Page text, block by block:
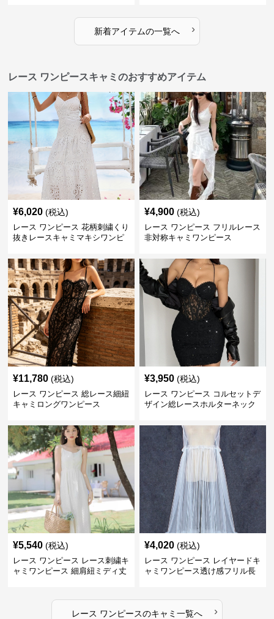
新着アイテムの一覧へ ›
レース ワンピースキャミのおすすめアイテム
¥6,020 (税込)
レース ワンピース 花柄刺繍くり
抜きレースキャミマキシワンピ
¥4,900 (税込)
レース ワンピース フリルレース
非対称キャミワンピース
¥11,780 (税込)
レース ワンピース 総レース細紐
キャミロングワンピース
¥3,950 (税込)
レース ワンピース コルセットデ
ザイン総レースホルターネック
¥5,540 (税込)
レース ワンピース レース刺繍キ
ャミワンピース 細肩紐ミディ丈
¥4,020 (税込)
レース ワンピース レイヤードキ
ャミワンピース透け感フリル長
レース ワンピースのキャミ 一覧へ ›